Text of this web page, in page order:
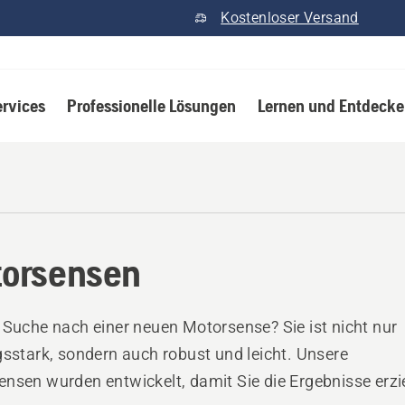
Kostenloser Versand
Professionelle Lösungen Lernen und
nach einer neuen Motorsense? Sie ist nicht nur
sondern auch robust und leicht. Unsere
wurden entwickelt, damit Sie die Ergebnisse